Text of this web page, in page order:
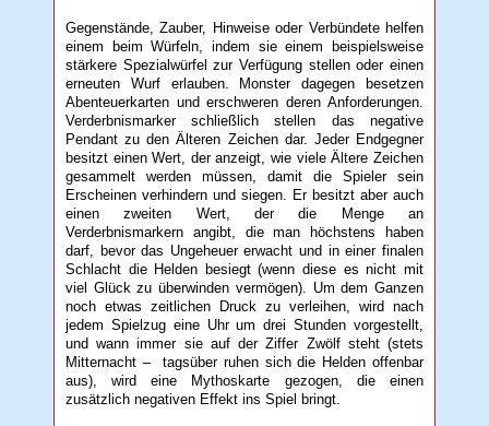
Gegenstände, Zauber, Hinweise oder Verbündete helfen
einem beim Würfeln, indem sie einem beispielsweise
stärkere Spezialwürfel zur Verfügung stellen oder einen
erneuten Wurf erlauben. Monster dagegen besetzen
Abenteuerkarten und erschweren deren Anforderungen.
Verderbnismarker schließlich stellen das negative
Pendant zu den Älteren Zeichen dar. Jeder Endgegner
besitzt einen Wert, der anzeigt, wie viele Ältere Zeichen
gesammelt werden müssen, damit die Spieler sein
Erscheinen verhindern und siegen. Er besitzt aber auch
einen zweiten Wert, der die Menge an
Verderbnismarkern angibt, die man höchstens haben
darf, bevor das Ungeheuer erwacht und in einer finalen
Schlacht die Helden besiegt (wenn diese es nicht mit
viel Glück zu überwinden vermögen). Um dem Ganzen
noch etwas zeitlichen Druck zu verleihen, wird nach
jedem Spielzug eine Uhr um drei Stunden vorgestellt,
und wann immer sie auf der Ziffer Zwölf steht (stets
Mitternacht – tagsüber ruhen sich die Helden offenbar
aus), wird eine Mythoskarte gezogen, die einen
zusätzlich negativen Effekt ins Spiel bringt.